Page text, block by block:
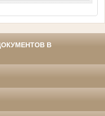
В